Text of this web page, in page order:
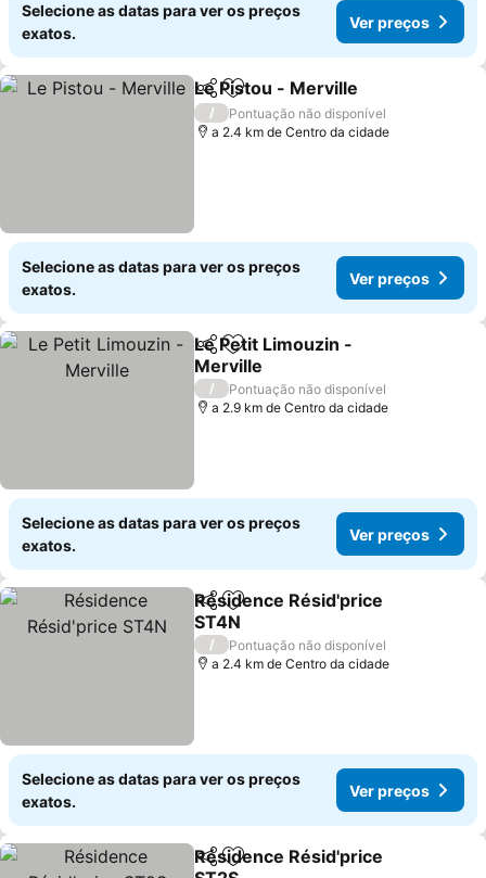
Selecione as datas para ver os preços
exatos.
Ver preços
PartilharAdicionar aos favoritos
Le Pistou - Merville
/
Pontuação não disponível
a 2.4 km de Centro da cidade
Selecione as datas para ver os preços
exatos.
Ver preços
PartilharAdicionar aos favoritos
Le Petit Limouzin -
Merville
/
Pontuação não disponível
a 2.9 km de Centro da cidade
Selecione as datas para ver os preços
exatos.
Ver preços
PartilharAdicionar aos favoritos
Résidence Résid'price
ST4N
/
Pontuação não disponível
a 2.4 km de Centro da cidade
Selecione as datas para ver os preços
exatos.
Ver preços
PartilharAdicionar aos favoritos
Résidence Résid'price